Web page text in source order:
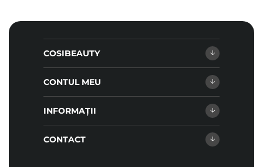
COSIBEAUTY
CONTUL MEU
INFORMAȚII
CONTACT